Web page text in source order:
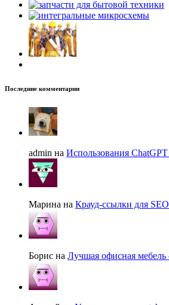
Последние комментарии
admin на Использования ChatGPT
Марина на Крауд-ссылки для
Борис на Лучшая офисная